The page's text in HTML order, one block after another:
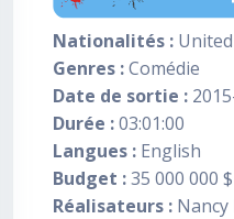
Nationalités :
Genres :Comédie
Date de sortie :
Durée :03:01:00
Langues : English
Budget :35 000 000 $
Réalisateurs :